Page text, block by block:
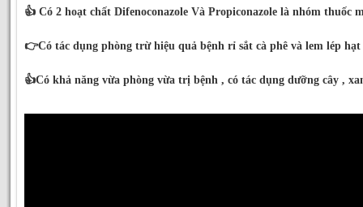
👍 Có 2 hoạt chất Difenoconazole Và Propiconazole là nhóm thuốc
👉Có tác dụng phòng trừ hiệu quả bệnh rỉ sắt cà phê và lem lép
👍Có khả năng vừa phòng vừa trị bệnh , có tác dụng dưỡng cây ,